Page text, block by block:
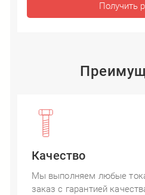
Получить
Качество
Мы выполняем любые
заказ с гарантией